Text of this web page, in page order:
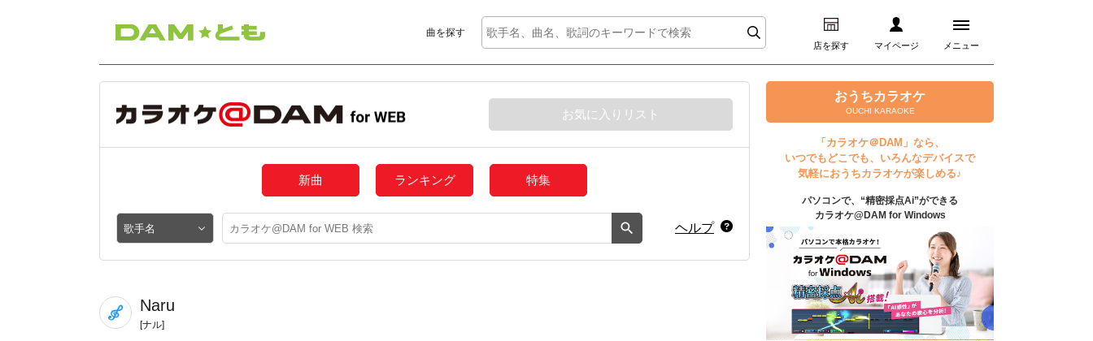
曲を探す
店を探す マイページ メニュー
ログイン
マイページ
プレミアムサービス
DAM★とも動画
DAM★とも録音
カラオケ＠DAM
ユーザー検索
お気に入りリスト
新曲 ランキング 特集
ヘルプ
Naru
[ナル]
おうちカラオケ
OUCHI KARAOKE
「カラオケ＠DAM」なら、
いつでもどこでも、いろんなデバイスで
気軽におうちカラオケが楽しめる♪
パソコンで、“精密採点Ai”ができる
カラオケ@DAM for Windows